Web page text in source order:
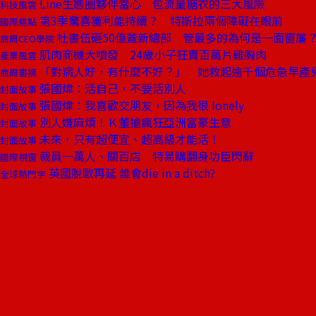
科技風雲 Line生態圈夥伴當心 包流量糖衣的三大風險
國際焦點 第3季驚喜獲利能持續？ 特斯拉兩個障礙在眼前
商周CEO學院 杜書伍砸50億蓋新總部 管最多的為何是一面窗簾
產業風雲 肌肉商機大噴發 24歲小子狂賣百萬片雞胸肉
商周書摘 「對病人好，有什麼不好？」 她救起逾千個危急早產
封面故事 張國煒：活自己，不要活別人
封面故事 張國煒：我喜歡交朋友，因為我很 lonely
封面故事 別人嫌麻煩！Ｋ董搶瘋狂亞洲富豪生意
封面故事 未來，只有超便宜、超高級才能活！
國際視窗 裁員一萬人、關百店 特易購翻身功臣閃辭
全球熱門字 英國脫歐再延 誰會die in a ditch?